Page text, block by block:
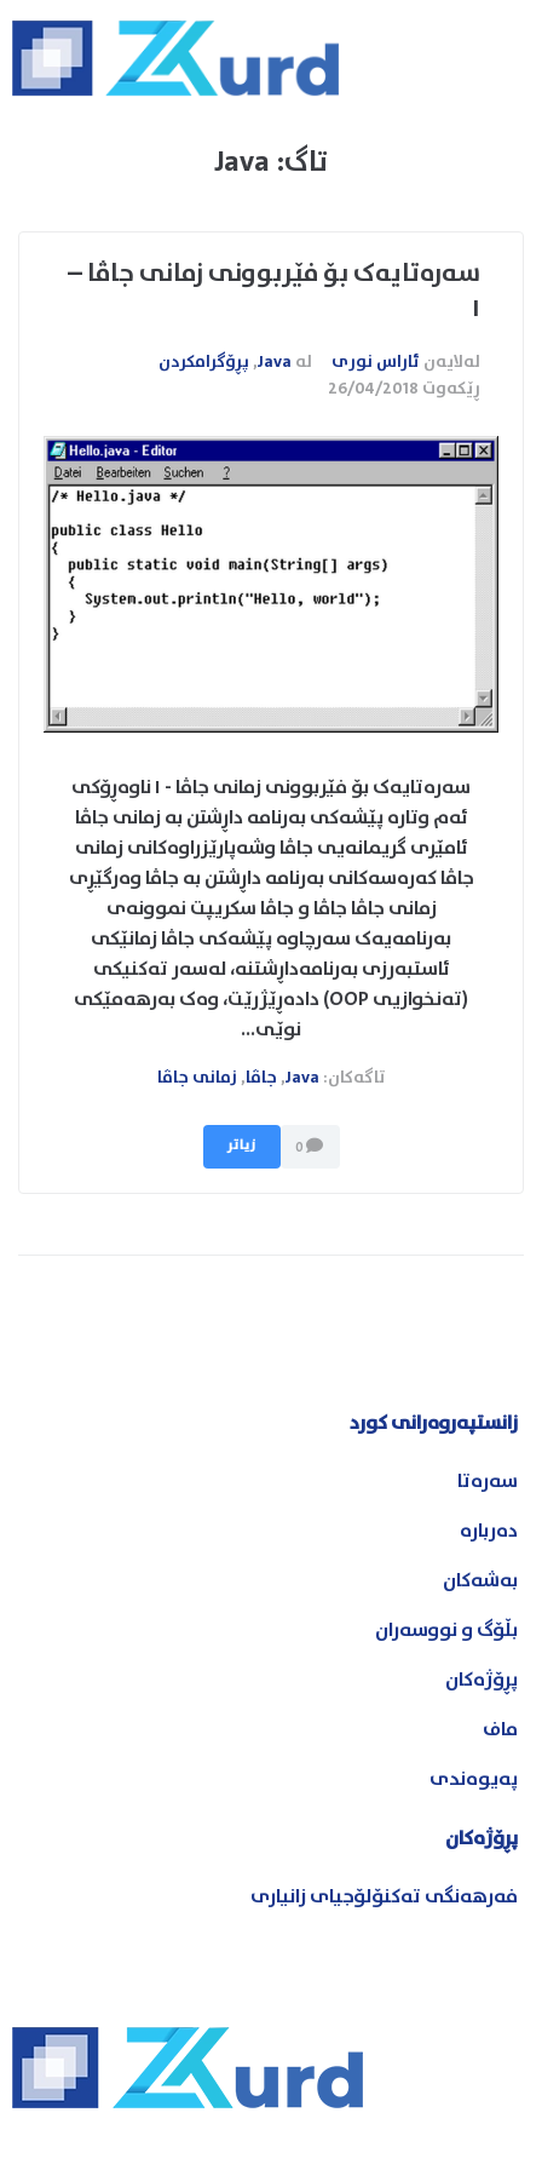
تاگ: Java
سەرەتایەک بۆ فێربوونی زمانی جاڤا –
١
لەلایەن ئاراس نوری لە Java
,پڕۆگرامکردن
ڕێکەوت 26/04/2018
سەرەتایەک بۆ فێربوونی زمانی جاڤا - ١ ناوەڕۆكی
ئەم وتارە پێشەکی به‌رنامه‌ داڕشتن به‌ زمانی جاڤا
ئامێری گریمانەیی جاڤا وشەپارێزراوەکانی زمانی
جاڤا که‌ره‌سه‌کانی به‌رنامه‌ داڕشتن به‌ جاڤا وەرگێڕی
زمانی جاڤا جاڤا و جاڤا سکریپت نموونه‌ی
به‌رنامه‌یه‌ک سه‌رچاوه‌ پێشەکی‌ جاڤا زمانێکی
ئاستبەرزی بەرنامەداڕشتنە، لەسەر تەکنیکی
(تەنخوازیی OOP) دادەڕێژرێت، وەک بەرهەمێکی
نوێی...
تاگەکان: Java
,جاڤا,زمانی جاڤا
زیاتر
زانستپەروەرانی کورد
سەرەتا
دەربارە
بەشەکان
بڵۆگ و نووسەران
پڕۆژەکان
ماف
پەیوەندی
پڕۆژەکان
فەرهەنگی تەکنۆلۆجیای زانیاری